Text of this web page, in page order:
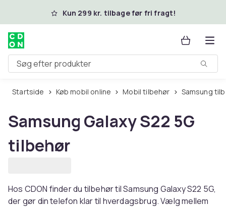
Spring til hovedindhold
Kun 299 kr. tilbage før fri fragt!
Søg efter produkter
Startside Køb mobil online Mobil tilbehør Samsung
Samsung Galaxy S22 5G
tilbehør
Hos CDON finder du tilbehør til Samsung Galaxy S22 5G,
der gør din telefon klar til hverdagsbrug. Vælg mellem